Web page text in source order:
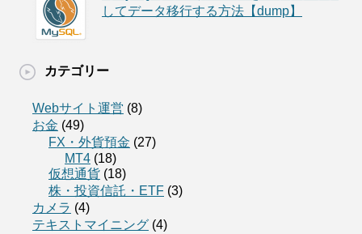
してデータ移行する方法【dump】
カテゴリー
Webサイト運営 (8)
お金 (49)
FX・外貨預金 (27)
MT4 (18)
仮想通貨 (18)
株・投資信託・ETF (3)
カメラ (4)
テキストマイニング (4)